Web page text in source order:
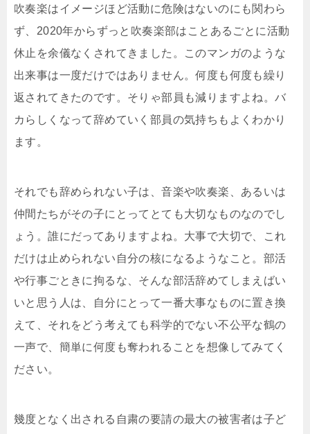
吹奏楽はイメージほど活動に危険はないのにも関わら
ず、2020年からずっと吹奏楽部はことあるごとに活動
休止を余儀なくされてきました。このマンガのような
出来事は一度だけではありません。何度も何度も繰り
返されてきたのです。そりゃ部員も減りますよね。バ
カらしくなって辞めていく部員の気持ちもよくわかり
ます。
それでも辞められない子は、音楽や吹奏楽、あるいは
仲間たちがその子にとってとても大切なものなのでし
ょう。誰にだってありますよね。大事で大切で、これ
だけは止められない自分の核になるようなこと。部活
や行事ごときに拘るな、そんな部活辞めてしまえばい
いと思う人は、自分にとって一番大事なものに置き換
えて、それをどう考えても科学的でない不公平な鶴の
一声で、簡単に何度も奪われることを想像してみてく
ださい。
幾度となく出される自粛の要請の最大の被害者は子ど